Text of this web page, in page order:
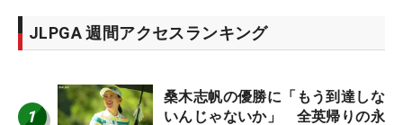
JLPGA 週間アクセスランキング
1
桑木志帆の優勝に「もう到達しな
いんじゃないか」 全英帰りの永